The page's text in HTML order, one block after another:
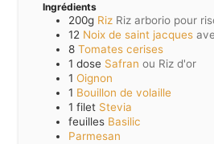
Ingrédients
200g Riz Riz arborio pour
12 Noix de saint jacques
8 Tomates cerises
1 dose Safran ou Riz d'or
1 Oignon
1 Bouillon de volaille
1 filet Stevia
feuilles Basilic
Parmesan